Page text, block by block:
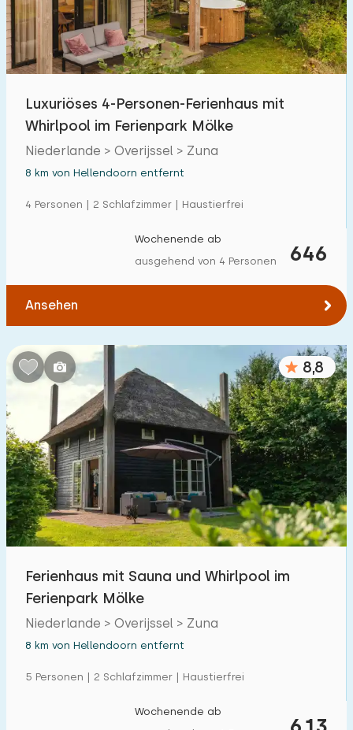
Luxuriöses 4-Personen-Ferienhaus mit
Whirlpool im Ferienpark Mölke
Niederlande > Overijssel > Zuna
8 km von Hellendoorn entfernt
4 Personen | 2 Schlafzimmer | Haustierfrei
646
Wochenende ab
ausgehend von 4 Personen
Ansehen
8,8
Ferienhaus mit Sauna und Whirlpool im
Ferienpark Mölke
Niederlande > Overijssel > Zuna
8 km von Hellendoorn entfernt
5 Personen | 2 Schlafzimmer | Haustierfrei
Wochenende ab